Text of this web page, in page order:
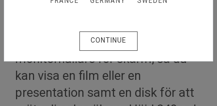
L-formad monter med tak och
monitorhållare för skärm, så du
kan visa en film eller en
presentation samt en disk för att
CONTINUE